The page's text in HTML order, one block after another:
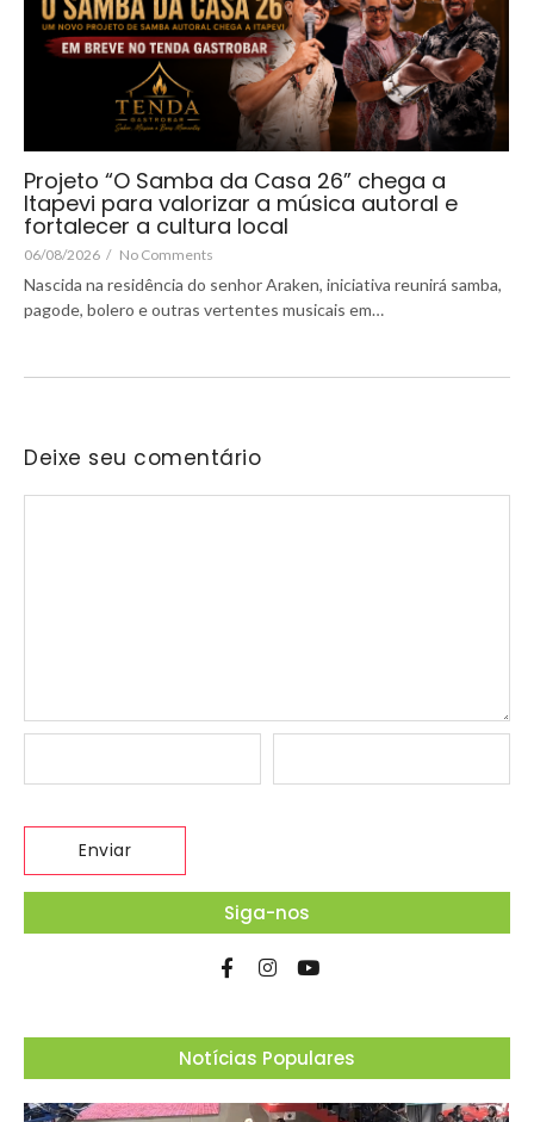
Projeto “O Samba da Casa 26” chega a
Itapevi para valorizar a música autoral e
fortalecer a cultura local
06/08/2026 / No Comments
Nascida na residência do senhor Araken, iniciativa reunirá samba,
pagode, bolero e outras vertentes musicais em…
Deixe seu comentário
Siga-nos
Notícias Populares